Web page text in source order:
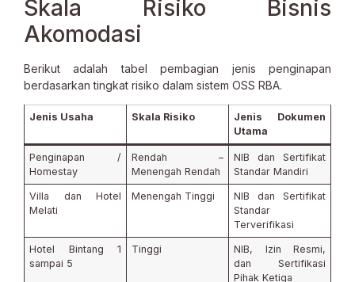
Skala Risiko Bisnis
Akomodasi
Berikut adalah tabel pembagian jenis penginapan
berdasarkan tingkat risiko dalam sistem OSS RBA.
Jenis Usaha Skala Risiko
Jenis Dokumen
Utama
Penginapan /
Homestay
Rendah –
Menengah Rendah
NIB dan Sertifikat
Standar Mandiri
Villa dan Hotel
Melati
Menengah Tinggi
NIB dan Sertifikat
Standar
Terverifikasi
Hotel Bintang 1
sampai 5
Tinggi
NIB, Izin Resmi,
dan Sertifikasi
Pihak Ketiga